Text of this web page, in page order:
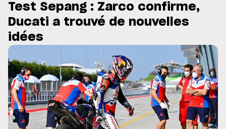
: Horaires et
du GP de Grande-
MOTO GP
Test Sepang : Zarco confirme,
Ducati a trouvé de nouvelles
idées